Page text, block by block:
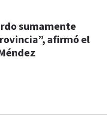
sumamente
afirmó el